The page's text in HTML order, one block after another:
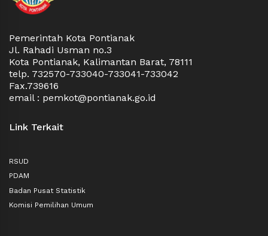
Pemerintah Kota Pontianak
Jl. Rahadi Usman no.3
Kota Pontianak, Kalimantan Barat, 78111
telp. 732570-733040-733041-733042
Fax.739616
email : pemkot@pontianak.go.id
Link Terkait
RSUD
PDAM
Badan Pusat Statistik
Komisi Pemilihan Umum